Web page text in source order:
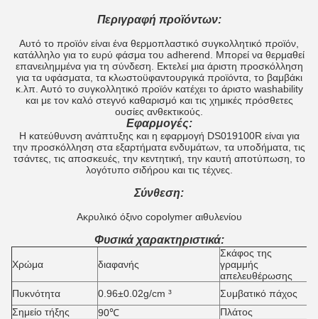
Περιγραφή προϊόντων:
Αυτό το προϊόν είναι ένα θερμοπλαστικό συγκολλητικό προϊόν,
κατάλληλο για το ευρύ φάσμα του adherend. Μπορεί να θερμαθεί
επανειλημμένα για τη σύνδεση. Εκτελεί μια άριστη προσκόλληση
για τα υφάσματα, τα κλωστοϋφαντουργικά προϊόντα, το βαμβάκι
κ.λπ. Αυτό το συγκολλητικό προϊόν κατέχει το άριστο washability
και με τον καλό στεγνό καθαρισμό και τις χημικές πρόσθετες
ουσίες ανθεκτικούς.
Εφαρμογές:
Η κατεύθυνση ανάπτυξης και η εφαρμογή DS019100R είναι για
την προσκόλληση στα εξαρτήματα ενδυμάτων, τα υποδήματα, τις
τσάντες, τις αποσκευές, την κεντητική, την καυτή αποτύπωση, το
λογότυπο σιδήρου και τις τέχνες.
Σύνθεση:
Ακρυλικό όξινο copolymer αιθυλενίου
Φυσικά χαρακτηριστικά:
Χρώμα διαφανής
Σκάφος της
γραμμής
απελευθέρωσης
Πυκνότητα 0.96±0.02g/cm ³ Συμβατικό πάχος
Σημείο τήξης
90℃ Πλάτος